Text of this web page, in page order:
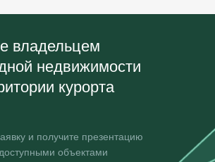
владельцем
недвижимости
курорта
и получите презентацию
объектами